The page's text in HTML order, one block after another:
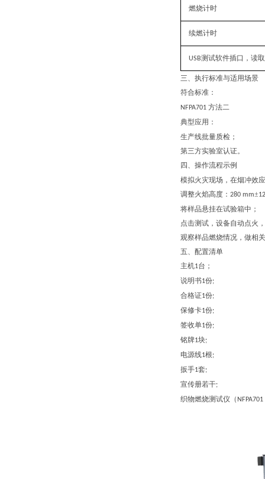
燃烧计时
续燃计时
USB测试软件插口，读
三、 执行标准与适用场景
符合标准：
NFPA701 方法二
典型应用 ：
生产线批量质检；
第三方实验室认证。
四、操作流程示例
模拟火灾现场，在烟冲效
调整火焰高度： 280 mm±
将样品悬挂在试验箱中；
点击测试，设备自动点火
观察样品燃烧情况，做相
五、配置清单
主机1台；
说明书1份;
合格证1份;
保修卡1份;
签收单1份;
铭牌1块;
电源线1根;
扳手1套;
宣传册若干;
织物燃烧测试仪 （ NFPA701